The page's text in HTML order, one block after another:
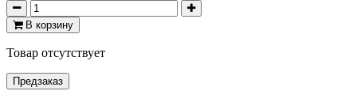
В корзину
Товар отсутствует
Предзаказ